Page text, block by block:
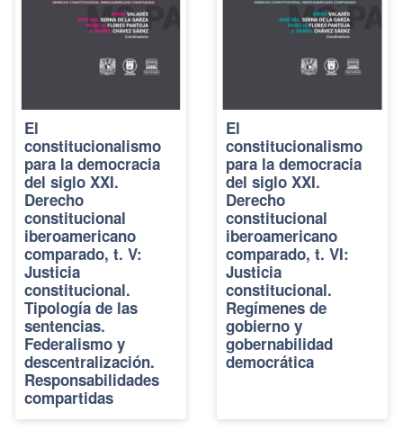
El
constitucionalismo
para la democracia
del siglo XXI.
Derecho
constitucional
iberoamericano
comparado, t. V:
Justicia
constitucional.
Tipología de las
sentencias.
Federalismo y
descentralización.
Responsabilidades
compartidas
El
constitucionalismo
para la democracia
del siglo XXI.
Derecho
constitucional
iberoamericano
comparado, t. VI:
Justicia
constitucional.
Regímenes de
gobierno y
gobernabilidad
democrática